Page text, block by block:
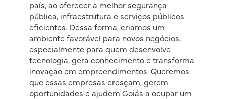
país, ao oferecer a melhor segurança
pública, infraestrutura e serviços públicos
eficientes. Dessa forma, criamos um
ambiente favorável para novos negócios,
especialmente para quem desenvolve
tecnologia, gera conhecimento e transforma
inovação em empreendimentos. Queremos
que essas empresas cresçam, gerem
oportunidades e ajudem Goiás a ocupar um